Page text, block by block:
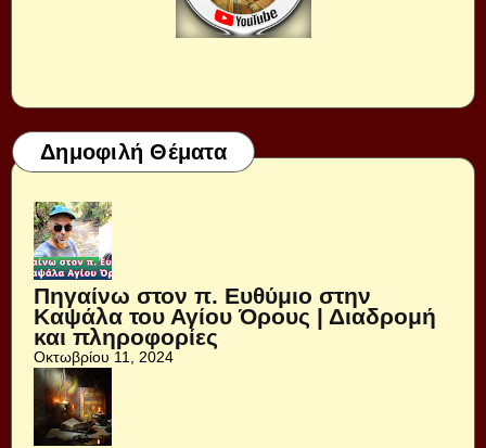
Δημοφιλή Θέματα
Πηγαίνω στον π. Ευθύμιο στην
Καψάλα του Αγίου Όρους | Διαδρομή
και πληροφορίες
Οκτωβρίου 11, 2024